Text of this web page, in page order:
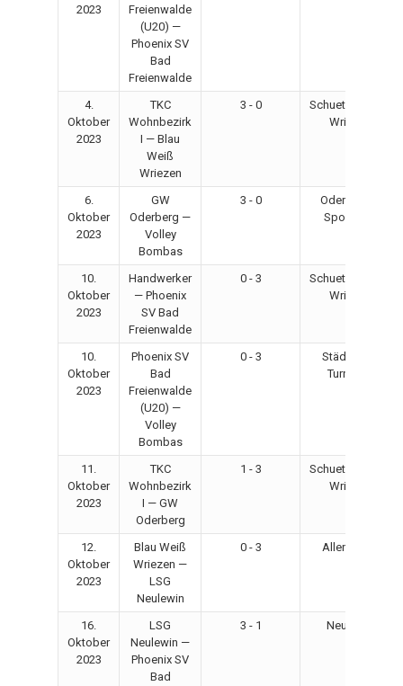
2023
Freienwalde
(U20) —
Phoenix SV
Bad
Freienwalde
4.
Oktober
2023
TKC
Wohnbezirk
I — Blau
Weiß
Wriezen
3 - 0
Schuetzenplatz
Wriezen
6.
Oktober
2023
GW
Oderberg —
Volley
Bombas
3 - 0
Oderberger
Sporthalle
10.
Oktober
2023
Handwerker
— Phoenix
SV Bad
Freienwalde
0 - 3
Schuetzenplatz
Wriezen
10.
Oktober
2023
Phoenix SV
Bad
Freienwalde
(U20) —
Volley
Bombas
0 - 3
Städtische
Turnhalle
11.
Oktober
2023
TKC
Wohnbezirk
I — GW
Oderberg
1 - 3
Schuetzenplatz
Wriezen
12.
Oktober
2023
Blau Weiß
Wriezen —
LSG
Neulewin
0 - 3 Allende TH
16.
Oktober
2023
LSG
Neulewin —
Phoenix SV
Bad
3 - 1 Neulewin